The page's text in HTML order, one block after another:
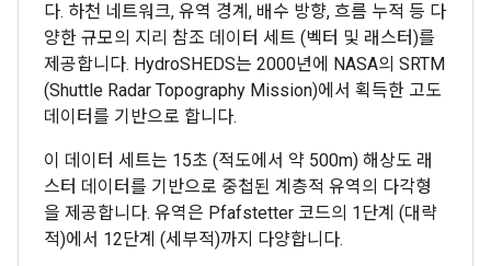
다. 하천 네트워크, 유역 경계, 배수 방향, 흐름 누적 등 다
양한 규모의 지리 참조 데이터 세트 (벡터 및 래스터)를
제공합니다. HydroSHEDS는 2000년에 NASA의 SRTM
(Shuttle Radar Topography Mission)에서 획득한 고도
데이터를 기반으로 합니다.
이 데이터 세트는 15초 (적도에서 약 500m) 해상도 래
스터 데이터를 기반으로 중첩된 계층적 유역의 다각형
을 제공합니다. 유역은 Pfafstetter 코드의 1단계 (대략
적)에서 12단계 (세부적)까지 다양합니다.